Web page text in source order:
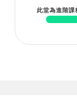
此堂為進階課